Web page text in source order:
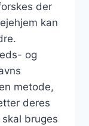
der
kan
og
metode,
deres
bruges